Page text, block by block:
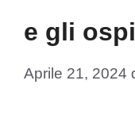
e gli
Aprile 21, 2024